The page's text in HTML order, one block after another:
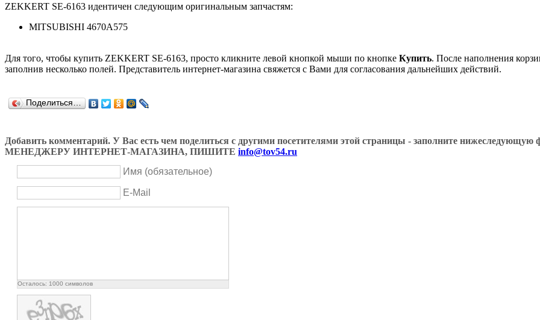
ZEKKERT SE-6163 идентичен следующим оригинальным запчастям:
MITSUBISHI 4670A575
Для того, чтобы купить ZEKKERT SE-6163, просто кликните левой кнопкой мыши по кнопке Купить. После наполнения
заполнив несколько полей. Представитель интернет-магазина свяжется с Вами для согласования дальнейших действий.
Поделиться…
Добавить комментарий. У Вас есть чем поделиться с другими посетителями этой страницы - заполните
МЕНЕДЖЕРУ ИНТЕРНЕТ-МАГАЗИНА, ПИШИТЕ info@tov54.ru
Имя (обязательное)
E-Mail
Осталось: 1000 символов